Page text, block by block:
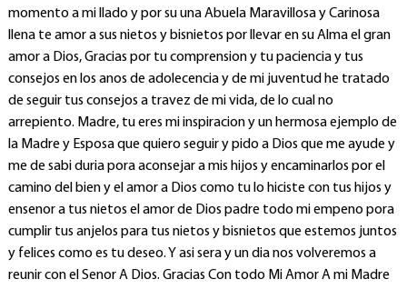
momento a mi llado y por su una Abuela Maravillosa y Carinosa
llena te amor a sus nietos y bisnietos por llevar en su Alma el gran
amor a Dios, Gracias por tu comprension y tu paciencia y tus
consejos en los anos de adolecencia y de mi juventud he tratado
de seguir tus consejos a travez de mi vida, de lo cual no
arrepiento. Madre, tu eres mi inspiracion y un hermosa ejemplo de
la Madre y Esposa que quiero seguir y pido a Dios que me ayude y
me de sabi duria pora aconsejar a mis hijos y encaminarlos por el
camino del bien y el amor a Dios como tu lo hiciste con tus hijos y
ensenor a tus nietos el amor de Dios padre todo mi empeno pora
cumplir tus anjelos para tus nietos y bisnietos que estemos juntos
y felices como es tu deseo. Y asi sera y un dia nos volveremos a
reunir con el Senor A Dios. Gracias Con todo Mi Amor A mi Madre